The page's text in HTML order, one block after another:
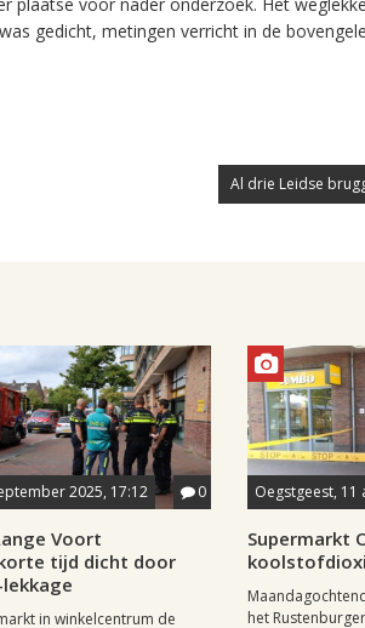
gedicht, metingen verricht in de
Al drie Leidse
2025, 17:12 0
Voort
tijd dicht door
in winkelcentrum de
Oegstgeest, 11
Supermarkt
het